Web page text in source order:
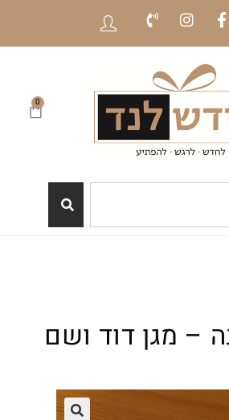
0
– מגן דוד ושם